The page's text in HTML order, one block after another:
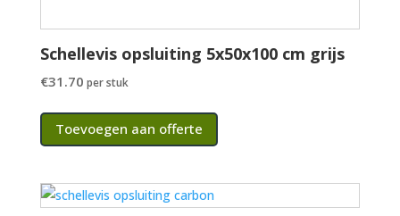
Schellevis opsluiting 5x50x100 cm grijs
€31.70 per stuk
Toevoegen aan offerte